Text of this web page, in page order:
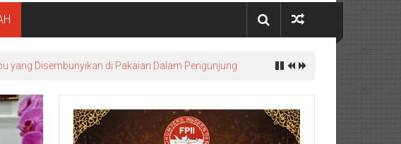
yang Disembunyikan di Pakaian Dalam Pengunjung